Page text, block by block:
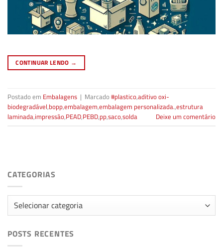
CONTINUAR LENDO →
Postado em Embalagens | Marcado#plastico,aditivo oxi-
biodegradável,bopp,embalagem,embalagem personalizada.,estrutura
laminada,impressão,PEAD,PEBD,pp,saco,solda Deixe um comentário
CATEGORIAS
Categorias
POSTS RECENTES